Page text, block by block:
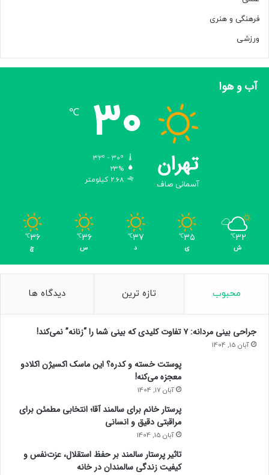
فرهنگی و هنری
ورزشی
آب و هوا
تهران
آسمانی صاف
30
℃
23%
2.68 کیلومتر
32
℃
ش
35
℃
ی
37
℃
د
36
℃
س
36
℃
چ
محبوب تازه ترین دیدگاه ها
جراحی بینی مردانه: ۷ تفاوت کلیدی که بینی شما را “زنانه” نمی‌کند!
آبان 15, 1404
پوستت خسته و کدره؟ این ماسک اکسیژن اکلادو
معجزه می‌کنه!
آبان 17, 1404
پرستار خانم برای سالمند آقا؛ انتخابی مطمئن برای
مراقبتی دقیق و انسانی
آبان 15, 1404
تاثیر پرستار سالمند بر حفظ استقلال، عزت‌نفس و
کیفیت زندگی سالمندان در خانه